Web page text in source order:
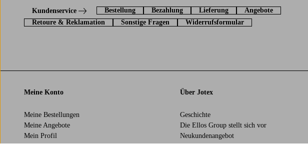
Kundenservice Bestellung Bezahlung Lieferung
Angebote
Retoure & Reklamation
Sonstige Fragen Widerrufsformular
Meine Konto
Meine Bestellungen
Meine Angebote
Mein Profil
Über Jotex
Geschichte
Die Ellos Group stellt sich vor
Neukundenangebot